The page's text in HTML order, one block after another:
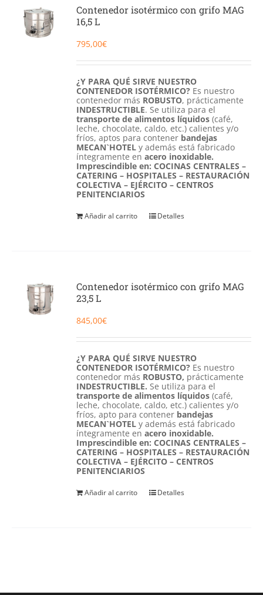
Food Service y Vending
Contenedor isotérmico con grifo MAG
16,5 L
795,00€
¿Y PARA QUÉ SIRVE NUESTRO
CONTENEDOR ISOTÉRMICO? Es nuestro
contenedor más ROBUSTO, prácticamente
INDESTRUCTIBLE. Se utiliza para el
transporte de alimentos líquidos (café,
leche, chocolate, caldo, etc.) calientes y/o
fríos, aptos para contener bandejas
MECAN`HOTEL y además está fabricado
íntegramente enacero inoxidable.
Imprescindible en: COCINAS CENTRALES –
CATERING – HOSPITALES – RESTAURACIÓN
COLECTIVA – EJÉRCITO – CENTROS
PENITENCIARIOS
Añadir al carrito Detalles
Contenedor isotérmico con grifo MAG
23,5 L
845,00€
¿Y PARA QUÉ SIRVE NUESTRO
CONTENEDOR ISOTÉRMICO? Es nuestro
contenedor más ROBUSTO, prácticamente
INDESTRUCTIBLE. Se utiliza para el
transporte de alimentos líquidos (café,
leche, chocolate, caldo, etc.) calientes y/o
fríos, apto para contener bandejas
MECAN`HOTEL y además está fabricado
íntegramente enacero inoxidable.
Imprescindible en: COCINAS CENTRALES –
CATERING – HOSPITALES – RESTAURACIÓN
COLECTIVA – EJÉRCITO – CENTROS
PENITENCIARIOS
Añadir al carrito Detalles